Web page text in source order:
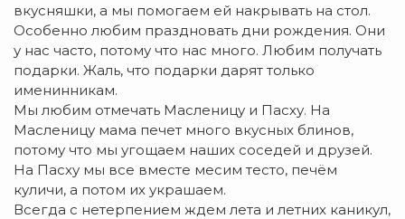
вкусняшки, а мы помогаем ей накрывать на стол.
Особенно любим праздновать дни рождения. Они
у нас часто, потому что нас много. Любим получать
подарки. Жаль, что подарки дарят только
именинникам.
Мы любим отмечать Масленицу и Пасху. На
Масленицу мама печет много вкусных блинов,
потому что мы угощаем наших соседей и друзей.
На Пасху мы все вместе месим тесто, печём
куличи, а потом их украшаем.
Всегда с нетерпением ждем лета и летних каникул,